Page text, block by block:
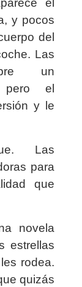
el
y pocos
del
Las
un
pero el
y le
Las
para
que
novela
estrellas
rodea.
quizás